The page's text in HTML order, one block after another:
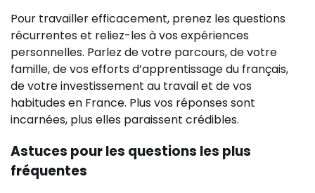
Pour travailler efficacement, prenez les questions
récurrentes et reliez-les à vos expériences
personnelles. Parlez de votre parcours, de votre
famille, de vos efforts d’apprentissage du français,
de votre investissement au travail et de vos
habitudes en France. Plus vos réponses sont
incarnées, plus elles paraissent crédibles.
Astuces pour les questions les plus
fréquentes